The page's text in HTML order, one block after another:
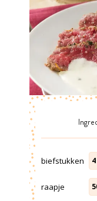
biefstukken 4
raapje